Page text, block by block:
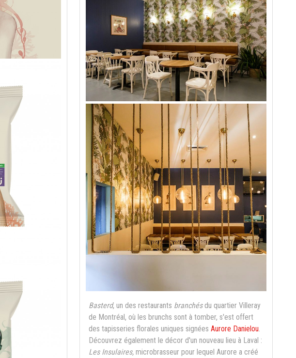
Basterd, un des restaurants branchésdu quartier Villeray
de Montréal, où les brunchs sont à tomber, s'est offert
des tapisseries florales uniques signées Aurore Danielou
Découvrez également le décor d'un nouveau lieu à Laval :
Les Insulaires,microbrasseur pour lequel Aurore a créé